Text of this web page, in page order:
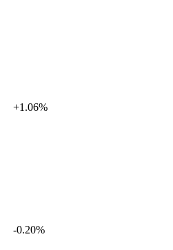
+1.06%
-0.20%